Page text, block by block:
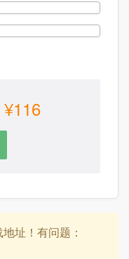
¥116
址！有问题：